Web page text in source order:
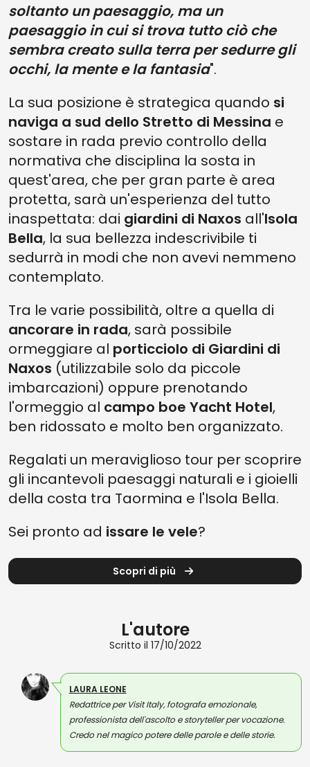
soltanto un paesaggio, ma un
paesaggio in cui si trova tutto ciò che
sembra creato sulla terra per sedurre gli
occhi, la mente e la fantasia".
La sua posizione è strategica quando si
naviga a sud dello Stretto di Messina e
sostare in rada previo controllo della
normativa che disciplina la sosta in
quest'area, che per gran parte è area
protetta, sarà un'esperienza del tutto
inaspettata: dai giardini di Naxos all'Isola
Bella, la sua bellezza indescrivibile ti
sedurrà in modi che non avevi nemmeno
contemplato.
Tra le varie possibilità, oltre a quella di
ancorare in rada, sarà possibile
ormeggiare al porticciolo di Giardini di
Naxos (utilizzabile solo da piccole
imbarcazioni) oppure prenotando
l'ormeggio al campo boe Yacht Hotel,
ben ridossato e molto ben organizzato.
Regalati un meraviglioso tour per scoprire
gli incantevoli paesaggi naturali e i gioielli
della costa tra Taormina e l'Isola Bella.
Sei pronto ad issare le vele?
Scopri di più
L'autore
Scritto il 17/10/2022
LAURA LEONE
Redattrice per Visit Italy, fotografa emozionale,
professionista dell'ascolto e storyteller per vocazione.
Credo nel magico potere delle parole e delle storie.